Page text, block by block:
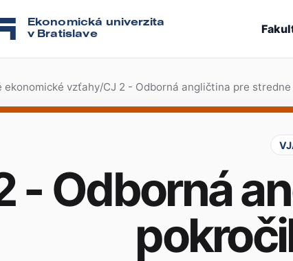
Ekonomická univerzita
v Bratislave
ekonomické vzťahy/CJ 2 - Odborná angličtina pre
- Odborná